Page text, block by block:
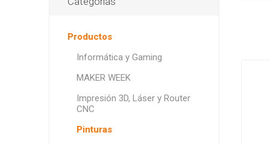
Productos
Informática y Gaming
MAKER WEEK
Impresión 3D, Láser y Router
CNC
Pinturas